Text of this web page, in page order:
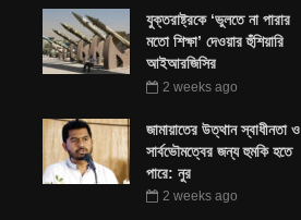
যুক্তরাষ্ট্রকে ‘ভুলতে না পারার
মতো শিক্ষা’ দেওয়ার হুঁশিয়ারি
আইআরজিসির
2 weeks ago
জামায়াতের উত্থান স্বাধীনতা ও
সার্বভৌমত্বের জন্য হুমকি হতে
পারে: নুর
2 weeks ago